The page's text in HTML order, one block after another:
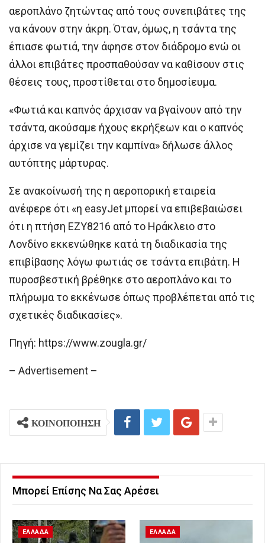
αεροπλάνο ζητώντας από τους συνεπιβάτες της
να κάνουν στην άκρη. Όταν, όμως, η τσάντα της
έπιασε φωτιά, την άφησε στον διάδρομο ενώ οι
άλλοι επιβάτες προσπαθούσαν να καθίσουν στις
θέσεις τους, προστίθεται στο δημοσίευμα.
«Φωτιά και καπνός άρχισαν να βγαίνουν από την
τσάντα, ακούσαμε ήχους εκρήξεων και ο καπνός
άρχισε να γεμίζει την καμπίνα» δήλωσε άλλος
αυτόπτης μάρτυρας.
Σε ανακοίνωσή της η αεροπορική εταιρεία
ανέφερε ότι «η easyJet μπορεί να επιβεβαιώσει
ότι η πτήση EZY8216 από το Ηράκλειο στο
Λονδίνο εκκενώθηκε κατά τη διαδικασία της
επιβίβασης λόγω φωτιάς σε τσάντα επιβάτη. Η
πυροσβεστική βρέθηκε στο αεροπλάνο και το
πλήρωμα το εκκένωσε όπως προβλέπεται από τις
σχετικές διαδικασίες».
Πηγή: https://www.zougla.gr/
– Advertisement –
ΚΟΙΝΟΠΟΙΗΣΗ
Μπορεί Επίσης Να Σας Αρέσει
ΕΛΛΑΔΑ ΕΛΛΑΔΑ